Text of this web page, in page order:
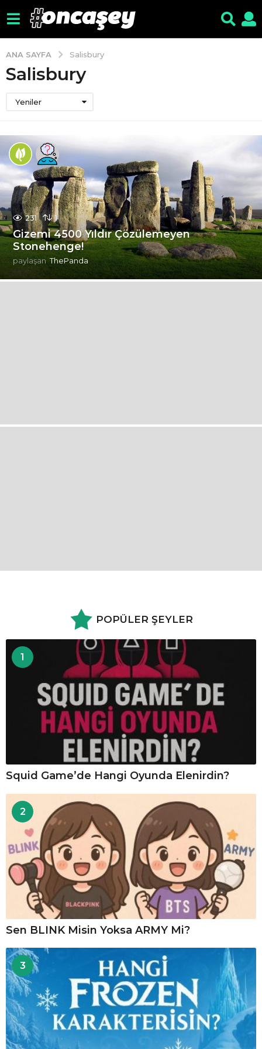
ANA SAYFA Salisbury
Salisbury
Yeniler
231 1
Gizemi 4500 Yıldır Çözülemeyen
Stonehenge!
paylaşan ThePanda
POPÜLER ŞEYLER
1
Squid Game’de Hangi Oyunda Elenirdin?
2
Sen BLINK Misin Yoksa ARMY Mi?
3